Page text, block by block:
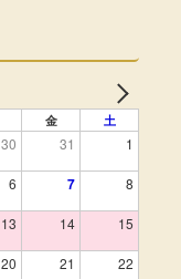
金 土
30 31 1
6 7 8
13 14 15
20 21 22